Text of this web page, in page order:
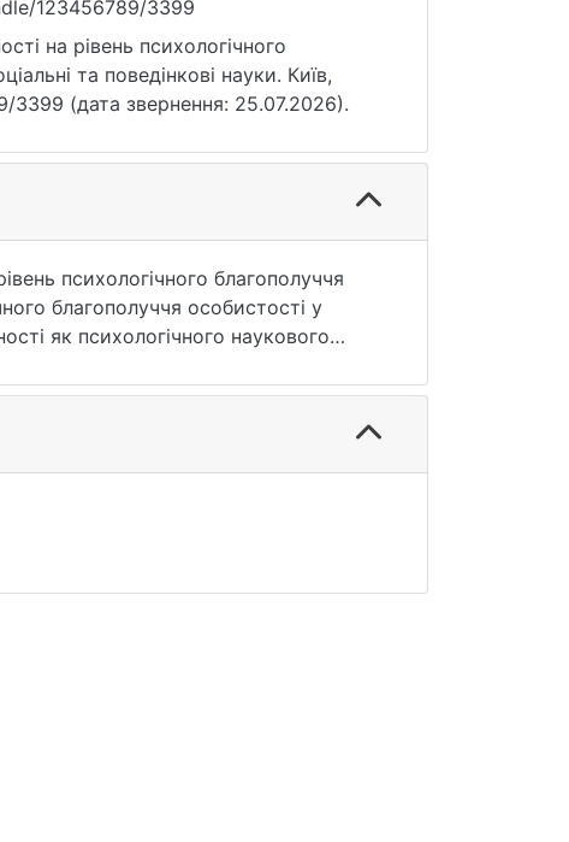
123456789/3399
на рівень психологічного
та поведінкові науки. Київ,
(дата звернення: 25.07.2026).
психологічного благополуччя
благополуччя особистості у
як психологічного наукового
на рівень психологічного